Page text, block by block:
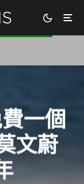
一個
文蔚